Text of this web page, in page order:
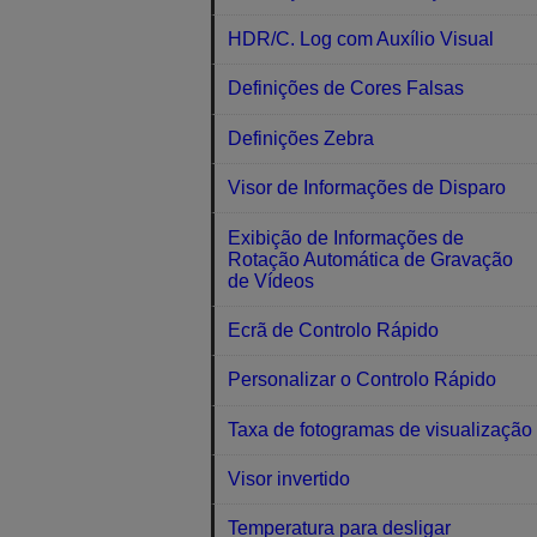
HDR/C. Log com Auxílio Visual
Definições de Cores Falsas
Definições Zebra
Visor de Informações de Disparo
Exibição de Informações de
Rotação Automática de Gravação
de Vídeos
Ecrã de Controlo Rápido
Personalizar o Controlo Rápido
Taxa de fotogramas de visualização
Visor invertido
Temperatura para desligar